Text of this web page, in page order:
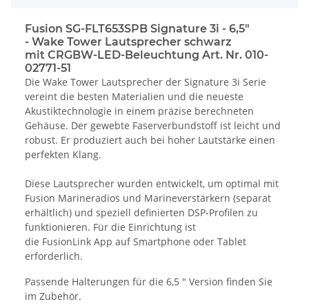
Fusion SG-FLT653SPB Signature 3i - 6,5"
- Wake Tower Lautsprecher schwarz
mit CRGBW-LED-Beleuchtung Art. Nr. 010-
02771-51
Die Wake Tower Lautsprecher der Signature 3i Serie
vereint die besten Materialien und die neueste
Akustiktechnologie in einem präzise berechneten
Gehäuse. Der gewebte Faserverbundstoff ist leicht und
robust. Er produziert auch bei hoher Lautstärke einen
perfekten Klang.
Diese Lautsprecher wurden entwickelt, um optimal mit
Fusion Marineradios und Marineverstärkern (separat
erhältlich) und speziell definierten DSP-Profilen zu
funktionieren. Für die Einrichtung ist
die FusionLink App auf Smartphone oder Tablet
erforderlich.
Passende Halterungen für die 6,5 " Version finden Sie
im Zubehör.